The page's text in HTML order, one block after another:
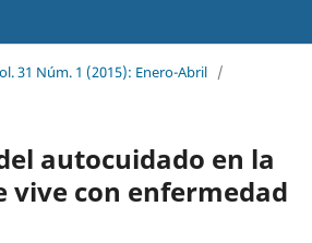
31 Núm. 1 (2015): Enero-Abril /
autocuidado en la
vive con enfermedad